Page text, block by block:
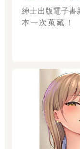
紳士出版電子書
本一次蒐藏！
●得死去活來》